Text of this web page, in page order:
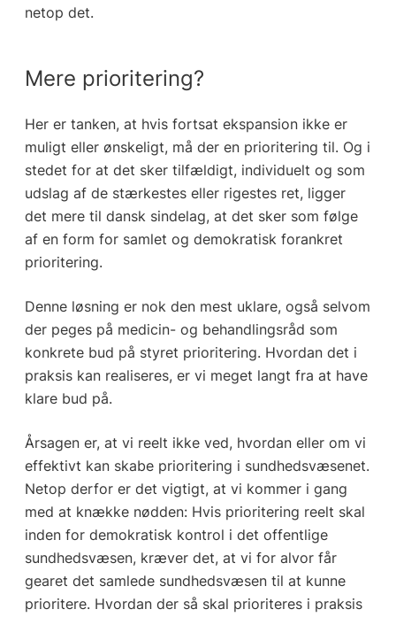
netop det.
Mere prioritering?
Her er tanken, at hvis fortsat ekspansion ikke er
muligt eller ønskeligt, må der en prioritering til. Og i
stedet for at det sker tilfældigt, individuelt og som
udslag af de stærkestes eller rigestes ret, ligger
det mere til dansk sindelag, at det sker som følge
af en form for samlet og demokratisk forankret
prioritering.
Denne løsning er nok den mest uklare, også selvom
der peges på medicin- og behandlingsråd som
konkrete bud på styret prioritering. Hvordan det i
praksis kan realiseres, er vi meget langt fra at have
klare bud på.
Årsagen er, at vi reelt ikke ved, hvordan eller om vi
effektivt kan skabe prioritering i sundhedsvæsenet.
Netop derfor er det vigtigt, at vi kommer i gang
med at knække nødden: Hvis prioritering reelt skal
inden for demokratisk kontrol i det offentlige
sundhedsvæsen, kræver det, at vi for alvor får
gearet det samlede sundhedsvæsen til at kunne
prioritere. Hvordan der så skal prioriteres i praksis